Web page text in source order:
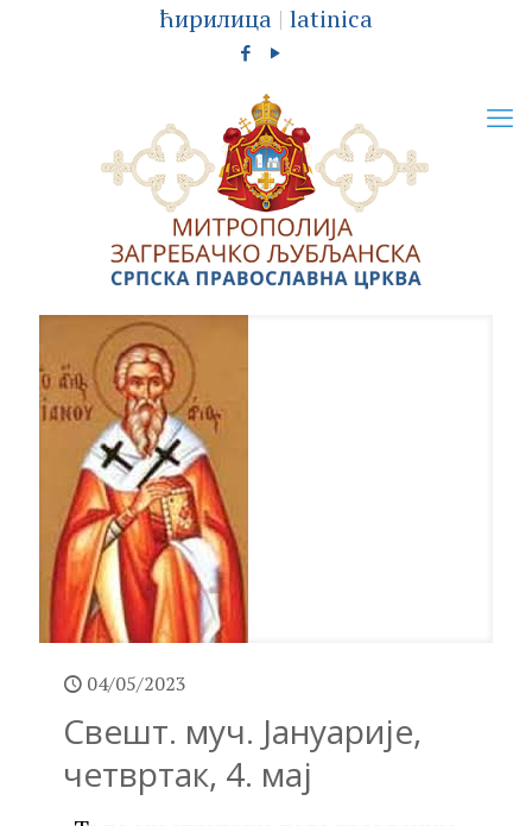
ћирилица | latinica
04/05/2023
Свешт. муч. Јануарије,
четвртак, 4. мај